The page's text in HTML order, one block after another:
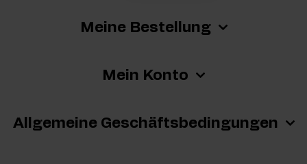
Meine Bestellung
Mein Konto
Allgemeine Geschäftsbedingungen